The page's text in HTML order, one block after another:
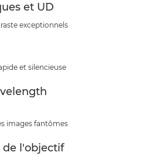
et UD
exceptionnels
et silencieuse
images fantômes
de l'objectif